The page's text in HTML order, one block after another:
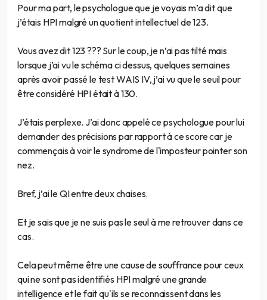
Pour ma part, le psychologue que je voyais m’a dit que
j’étais HPI malgré un quotient intellectuel de 123.
Vous avez dit 123 ??? Sur le coup, je n’ai pas tilté mais
lorsque j’ai vu le schéma ci dessus, quelques semaines
après avoir passé le test WAIS IV, j’ai vu que le seuil pour
être considéré HPI était à 130.
J’étais perplexe. J’ai donc appelé ce psychologue pour lui
demander des précisions par rapport à ce score car je
commençais à voir le syndrome de l'imposteur pointer son
nez.
Bref, j’ai le QI entre deux chaises.
Et je sais que je ne suis pas le seul à me retrouver dans ce
cas.
Cela peut même être une cause de souffrance pour ceux
qui ne sont pas identifiés HPI malgré une grande
intelligence et le fait qu'ils se reconnaissent dans les